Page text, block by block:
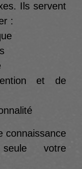
Ils servent
:
et de
connaissance
seule votre